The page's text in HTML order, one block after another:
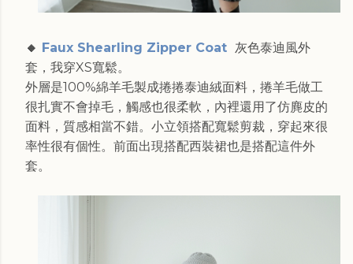
🔸 Faux Shearling Zipper Coat 灰色泰迪風外
套，我穿XS寬鬆。
外層是100%綿羊毛製成捲捲泰迪絨面料，捲羊毛做工
很扎實不會掉毛，觸感也很柔軟，內裡還用了仿麂皮的
面料，質感相當不錯。小立領搭配寬鬆剪裁，穿起來很
率性很有個性。前面出現搭配西裝裙也是搭配這件外
套。